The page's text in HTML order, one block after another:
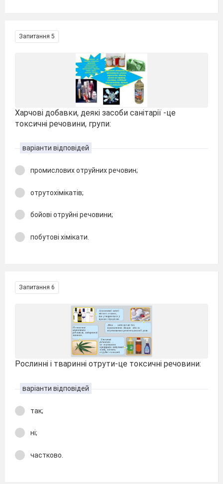
Запитання 5
Харчові добавки, деякі засоби санітарії -це
токсичні речовини, групи:
варіанти відповідей
промислових отруйних речовин;
отрутохімікатів;
бойові отруйні речовини;
побутові хімікати.
Запитання 6
Рослинні і тваринні отрути-це токсичні речовини:
варіанти відповідей
так;
ні;
частково.